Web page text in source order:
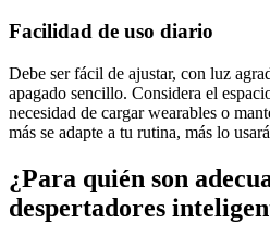
Facilidad de uso diario
Debe ser fácil de ajustar, con luz
apagado sencillo. Considera el
necesidad de cargar wearables o
más se adapte a tu rutina, más lo
¿Para quién son
despertadores